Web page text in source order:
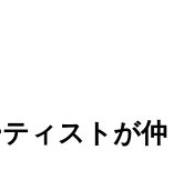
ティストが仲